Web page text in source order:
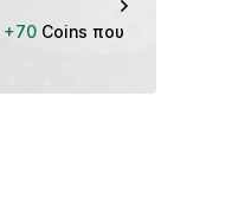
+70 Coins που